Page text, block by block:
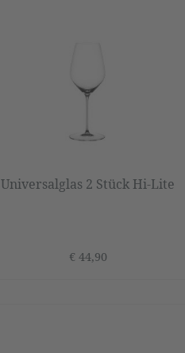
Universalglas 2 Stück Hi-Lite
€ 44,90